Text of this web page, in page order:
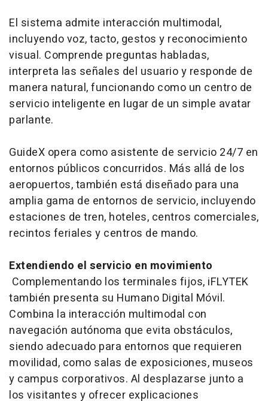
El sistema admite interacción multimodal,
incluyendo voz, tacto, gestos y reconocimiento
visual. Comprende preguntas habladas,
interpreta las señales del usuario y responde de
manera natural, funcionando como un centro de
servicio inteligente en lugar de un simple avatar
parlante.
GuideX opera como asistente de servicio 24/7 en
entornos públicos concurridos. Más allá de los
aeropuertos, también está diseñado para una
amplia gama de entornos de servicio, incluyendo
estaciones de tren, hoteles, centros comerciales,
recintos feriales y centros de mando.
Extendiendo el servicio en movimiento
Complementando los terminales fijos, iFLYTEK
también presenta su Humano Digital Móvil.
Combina la interacción multimodal con
navegación autónoma que evita obstáculos,
siendo adecuado para entornos que requieren
movilidad, como salas de exposiciones, museos
y campus corporativos. Al desplazarse junto a
los visitantes y ofrecer explicaciones